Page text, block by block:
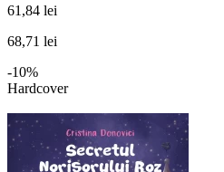
61,84 lei
68,71 lei
-10%
Hardcover